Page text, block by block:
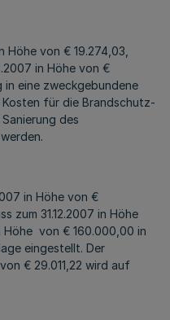
Höhe von € 19.274,03,
in Höhe von €
eine zweckgebundene
für die Brandschutz-
des
in Höhe von €
zum 31.12.2007 in Höhe
Höhe von € 160.000,00 in
eingestellt. Der
€ 29.011,22 wird auf